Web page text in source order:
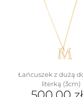
Łańcuszek z dużą
literką (3cm)